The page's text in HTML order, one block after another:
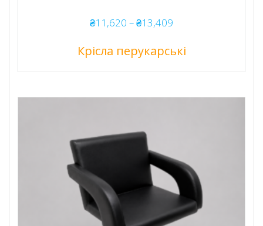
₴11,620 –₴13,409
від
₴11,620
до
Крісла перукарські